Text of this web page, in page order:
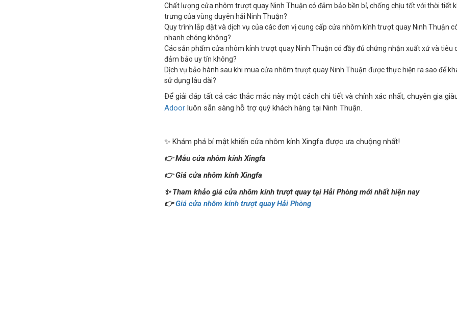
Chất lượng cửa nhôm trượt quay Ninh Thuận có đảm bảo bền bỉ, chống chịu tốt với thời tiết
trưng của vùng duyên hải Ninh Thuận?
Quy trình lắp đặt và dịch vụ của các đơn vị cung cấp cửa nhôm kính trượt quay Ninh Thuận
nhanh chóng không?
Các sản phẩm cửa nhôm kính trượt quay Ninh Thuận có đầy đủ chứng nhận xuất xứ và tiêu
đảm bảo uy tín không?
Dịch vụ bảo hành sau khi mua cửa nhôm trượt quay Ninh Thuận được thực hiện ra sao để
sử dụng lâu dài?
Để giải đáp tất cả các thắc mắc này một cách chi tiết và chính xác nhất, chuyên gia
Adoor luôn sẵn sàng hỗ trợ quý khách hàng tại Ninh Thuận.
✨ Khám phá bí mật khiến cửa nhôm kính Xingfa được ưa chuộng nhất!
👉 Mẫu cửa nhôm kính Xingfa
👉 Giá cửa nhôm kính Xingfa
✨ Tham khảo giá cửa nhôm kính trượt quay tại Hải Phòng mới nhất hiện nay
👉Giá cửa nhôm kính trượt quay Hải Phòng